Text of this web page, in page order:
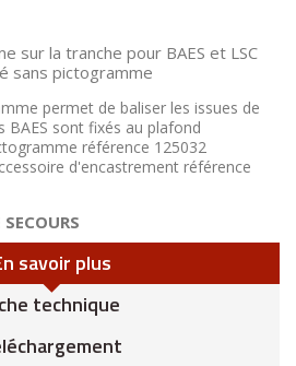
sur la tranche pour BAES et LSC
sans pictogramme
permet de baliser les issues de
BAES sont fixés au plafond
référence 125032
d'encastrement référence
savoir plus
technique